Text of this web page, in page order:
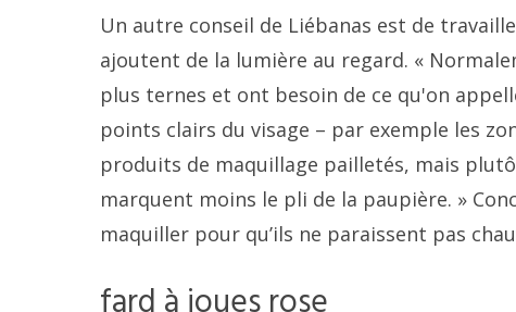
Un autre conseil de Liébanas est de
ajoutent de la lumière au regard. «
plus ternes et ont besoin de ce qu'on
points clairs du visage – par exemple les
produits de maquillage pailletés, mais
marquent moins le pli de la paupière. »
maquiller pour qu’ils ne paraissent pas